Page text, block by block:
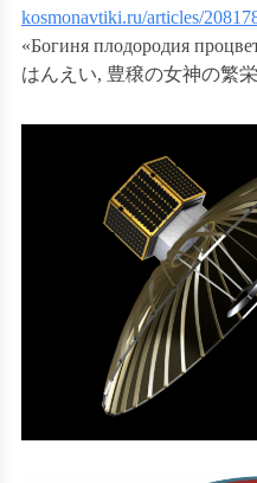
kosmonavtiki.ru/articles/
«Богиня плодородия
はんえい, 豊穣の女神の繁栄